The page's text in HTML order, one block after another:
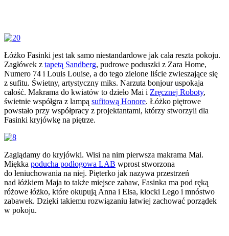
Łóżko Fasinki jest tak samo niestandardowe jak cała reszta pokoju.
Zagłówek z tapetą Sandberg, pudrowe poduszki z Zara Home,
Numero 74 i Louis Louise, a do tego zielone liście zwieszające się
z sufitu. Świetny, artystyczny miks. Narzuta bonjour uspokaja
całość. Makrama do kwiatów to dzieło Mai i Zręcznej Roboty,
świetnie współgra z lampą sufitową Honore. Łóżko piętrowe
powstało przy współpracy z projektantami, którzy stworzyli dla
Fasinki kryjówkę na piętrze.
Zaglądamy do kryjówki. Wisi na nim pierwsza makrama Mai.
Miękka poducha podłogowa LAB wprost stworzona
do leniuchowania na niej. Pięterko jak nazywa przestrzeń
nad łóżkiem Maja to także miejsce zabaw, Fasinka ma pod ręką
różowe łóżko, które okupują Anna i Elsa, klocki Lego i mnóstwo
zabawek. Dzięki takiemu rozwiązaniu łatwiej zachować porządek
w pokoju.